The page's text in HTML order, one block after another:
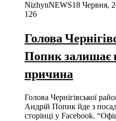
NizhynNEWS18 Червня,
126
Голова
Попик залишає
причина
Голова Чернігівської
Андрій Попик йде з
сторінці у Facebook.